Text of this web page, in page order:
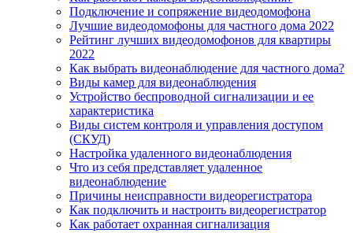
Подключение и сопряжение видеодомофона
Лучшие видеодомофоны для частного дома 2022
Рейтинг лучших видеодомофонов для квартиры
2022
Как выбрать видеонаблюдение для частного дома?
Виды камер для видеонаблюдения
Устройство беспроводной сигнализации и ее
характеристика
Виды систем контроля и управления доступом
(СКУД)
Настройка удаленного видеонаблюдения
Что из себя представляет удаленное
видеонаблюдение
Причины неисправности видеорегистратора
Как подключить и настроить видеорегистратор
Как работает охранная сигнализация